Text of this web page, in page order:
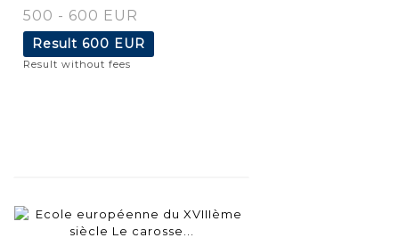
500 - 600 EUR
Result 600 EUR
Result without fees